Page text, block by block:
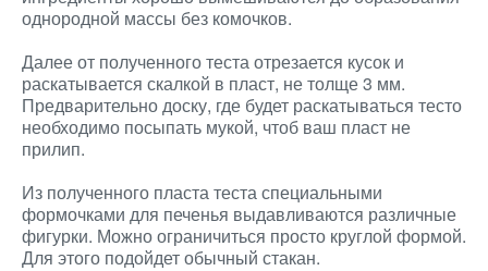
однородной массы без комочков.
Далее от полученного теста отрезается кусок и
раскатывается скалкой в пласт, не толще 3 мм.
Предварительно доску, где будет раскатываться тесто
необходимо посыпать мукой, чтоб ваш пласт не
прилип.
Из полученного пласта теста специальными
формочками для печенья выдавливаются различные
фигурки. Можно ограничиться просто круглой формой.
Для этого подойдет обычный стакан.